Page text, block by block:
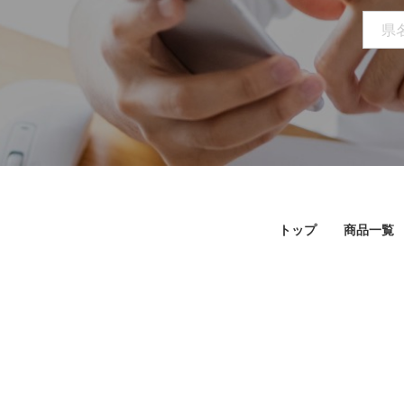
トップ 商品一覧